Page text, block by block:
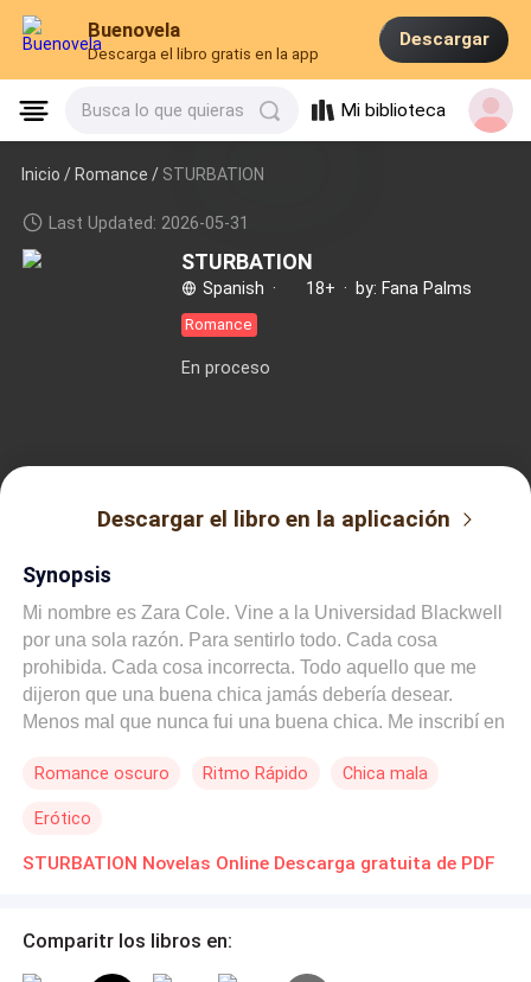
Buenovela
Descarga el libro gratis en la app
Descargar
Busca lo que quieras Mi biblioteca
Inicio /Romance / STURBATION
Last Updated: 2026-05-31
STURBATION
Spanish · 18+ · by: Fana Palms
Romance
En proceso
Descargar el libro en la aplicación
Synopsis
Mi nombre es Zara Cole. Vine a la Universidad Blackwell
por una sola razón. Para sentirlo todo. Cada cosa
prohibida. Cada cosa incorrecta. Todo aquello que me
dijeron que una buena chica jamás debería desear.
Menos mal que nunca fui una buena chica. Me inscribí en
humano pensando que era dinero fácil. Lo que obtuve fue
que no podía dejar de leer. Un hombre que rompió sus
propias reglas y luego me abrió en canal de maneras de
novio de mi compañera de cuarto. Incorrecto en todos los
Romance oscuro Ritmo Rápido Chica mala
Erótico
STURBATION Novelas Online Descarga gratuita de PDF
Comparitr los libros en: